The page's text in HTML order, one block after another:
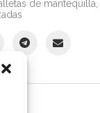
de mantequilla